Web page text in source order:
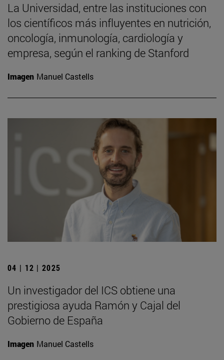
La Universidad, entre las instituciones con
los científicos más influyentes en nutrición,
oncología, inmunología, cardiología y
empresa, según el ranking de Stanford
Imagen Manuel Castells
04 | 12 | 2025
Un investigador del ICS obtiene una
prestigiosa ayuda Ramón y Cajal del
Gobierno de España
Imagen Manuel Castells